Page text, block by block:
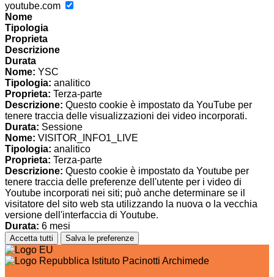
youtube.com
Nome
Tipologia
Proprieta
Descrizione
Durata
Nome: YSC
Tipologia: analitico
Proprieta: Terza-parte
Descrizione: Questo cookie è impostato da YouTube per
tenere traccia delle visualizzazioni dei video incorporati.
Durata: Sessione
Nome: VISITOR_INFO1_LIVE
Tipologia: analitico
Proprieta: Terza-parte
Descrizione: Questo cookie è impostato da Youtube per
tenere traccia delle preferenze dell'utente per i video di
Youtube incorporati nei siti; può anche determinare se il
visitatore del sito web sta utilizzando la nuova o la vecchia
versione dell'interfaccia di Youtube.
Durata: 6 mesi
Accetta tutti Salva le preferenze
Istituto Pacinotti Archimede